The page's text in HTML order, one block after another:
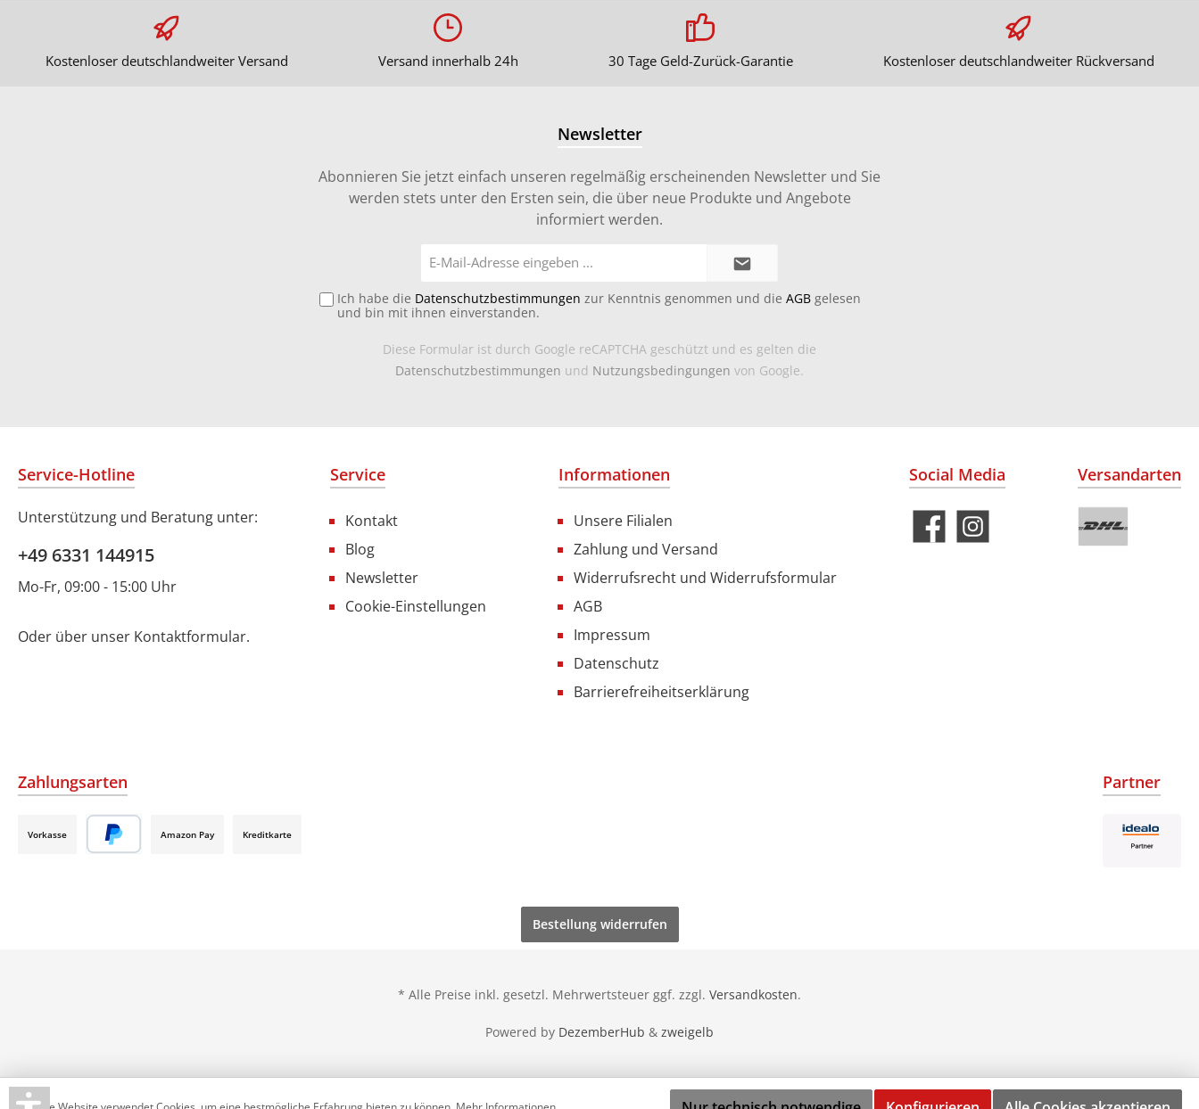
Kostenloser deutschlandweiter Versand Versand innerhalb 24h 30 Tage Geld-Zurück-Garantie Kostenloser deutschlandweiter Rückversand
Newsletter
Abonnieren Sie jetzt einfach unseren regelmäßig erscheinenden Newsletter und Sie
werden stets unter den Ersten sein, die über neue Produkte und Angebote
informiert werden.
Mail-
Ich habe die Datenschutzbestimmungen zur Kenntnis genommen und die AGB gelesen
und bin mit ihnen einverstanden.
Diese Formular ist durch Google reCAPTCHA geschützt und es gelten die
Datenschutzbestimmungen und Nutzungsbedingungen von Google.
Service-Hotline
Unterstützung und Beratung unter:
+49 6331 144915
Mo-Fr, 09:00 - 15:00 Uhr
Oder über unser Kontaktformular.
Service
Kontakt
Blog
Newsletter
Cookie-Einstellungen
Informationen
Unsere Filialen
Zahlung und Versand
Widerrufsrecht und Widerrufsformular
AGB
Impressum
Datenschutz
Barrierefreiheitserklärung
Social Media Versandarten
Zahlungsarten
Vorkasse Amazon Pay Kreditkarte
Partner
Bestellung widerrufen
* Alle Preise inkl. gesetzl. Mehrwertsteuer ggf. zzgl. Versandkosten.
Powered by DezemberHub & zweigelb